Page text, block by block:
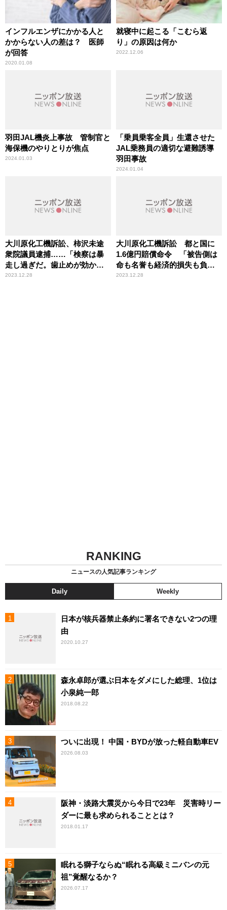
インフルエンザにかかる人と
かからない人の差は？ 医師
が回答
2020.01.08
就寝中に起こる「こむら返
り」の原因は何か
2022.12.06
羽田JAL機炎上事故 管制官と
海保機のやりとりが焦点
2024.01.03
「乗員乗客全員」生還させた
JAL乗務員の適切な避難誘導
羽田事故
2024.01.04
大川原化工機訴訟、柿沢未途
衆院議員逮捕……「検察は暴
走し過ぎだ。歯止めが効かな
い」辛坊治郎が苦言
2023.12.28
大川原化工機訴訟 都と国に
1.6億円賠償命令 「被告側は
命も名誉も経済的損失も負っ
たのに、冤罪をつくった警
2023.12.28
RANKING
ニュースの人気記事ランキング
Daily Weekly
日本が核兵器禁止条約に署名できない2つの理
由
2020.10.27
森永卓郎が選ぶ日本をダメにした総理、1位は
小泉純一郎
2018.08.22
ついに出現！ 中国・BYDが放った軽自動車EV
2026.08.03
阪神・淡路大震災から今日で23年 災害時リー
ダーに最も求められることとは？
2018.01.17
眠れる獅子ならぬ“眠れる高級ミニバンの元
祖”覚醒なるか？
2026.07.17